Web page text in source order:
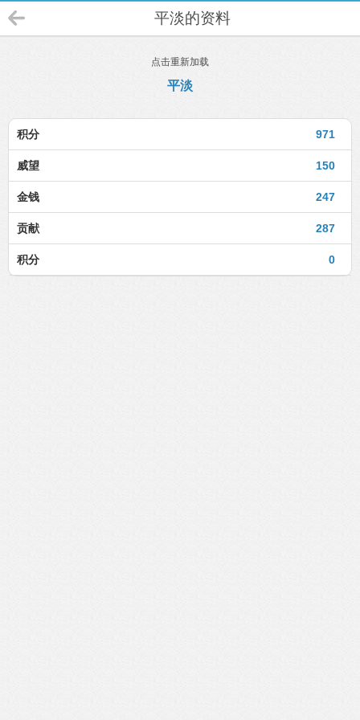
平淡的资料
点击重新加载
平淡
971
积分
150
威望
247
金钱
287
贡献
0
积分